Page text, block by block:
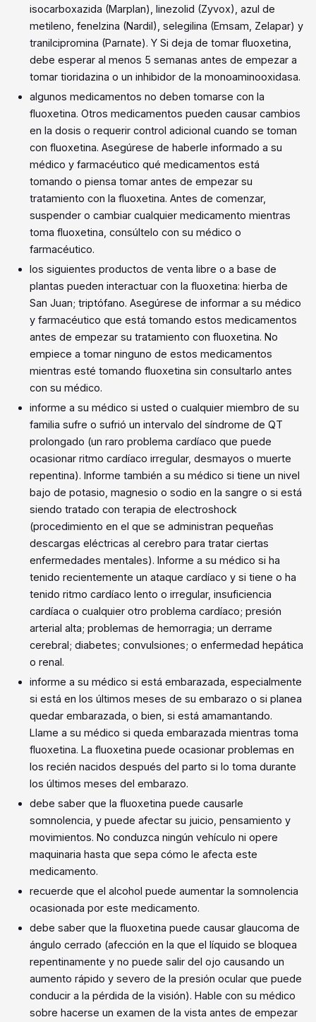
isocarboxazida (Marplan), linezolid (Zyvox), azul de
metileno, fenelzina (Nardil), selegilina (Emsam, Zelapar) y
tranilcipromina (Parnate). Y Si deja de tomar fluoxetina,
debe esperar al menos 5 semanas antes de empezar a
tomar tioridazina o un inhibidor de la monoaminooxidasa.
algunos medicamentos no deben tomarse con la
fluoxetina. Otros medicamentos pueden causar cambios
en la dosis o requerir control adicional cuando se toman
con fluoxetina. Asegúrese de haberle informado a su
médico y farmacéutico qué medicamentos está
tomando o piensa tomar antes de empezar su
tratamiento con la fluoxetina. Antes de comenzar,
suspender o cambiar cualquier medicamento mientras
toma fluoxetina, consúltelo con su médico o
farmacéutico.
los siguientes productos de venta libre o a base de
plantas pueden interactuar con la fluoxetina: hierba de
San Juan; triptófano. Asegúrese de informar a su médico
y farmacéutico que está tomando estos medicamentos
antes de empezar su tratamiento con fluoxetina. No
empiece a tomar ninguno de estos medicamentos
mientras esté tomando fluoxetina sin consultarlo antes
con su médico.
informe a su médico si usted o cualquier miembro de su
familia sufre o sufrió un intervalo del síndrome de QT
prolongado (un raro problema cardíaco que puede
ocasionar ritmo cardíaco irregular, desmayos o muerte
repentina). Informe también a su médico si tiene un nivel
bajo de potasio, magnesio o sodio en la sangre o si está
siendo tratado con terapia de electroshock
(procedimiento en el que se administran pequeñas
descargas eléctricas al cerebro para tratar ciertas
enfermedades mentales). Informe a su médico si ha
tenido recientemente un ataque cardíaco y si tiene o ha
tenido ritmo cardíaco lento o irregular, insuficiencia
cardíaca o cualquier otro problema cardíaco; presión
arterial alta; problemas de hemorragia; un derrame
cerebral; diabetes; convulsiones; o enfermedad hepática
o renal.
informe a su médico si está embarazada, especialmente
si está en los últimos meses de su embarazo o si planea
quedar embarazada, o bien, si está amamantando.
Llame a su médico si queda embarazada mientras toma
fluoxetina. La fluoxetina puede ocasionar problemas en
los recién nacidos después del parto si lo toma durante
los últimos meses del embarazo.
debe saber que la fluoxetina puede causarle
somnolencia, y puede afectar su juicio, pensamiento y
movimientos. No conduzca ningún vehículo ni opere
maquinaria hasta que sepa cómo le afecta este
medicamento.
recuerde que el alcohol puede aumentar la somnolencia
ocasionada por este medicamento.
debe saber que la fluoxetina puede causar glaucoma de
ángulo cerrado (afección en la que el líquido se bloquea
repentinamente y no puede salir del ojo causando un
aumento rápido y severo de la presión ocular que puede
conducir a la pérdida de la visión). Hable con su médico
sobre hacerse un examen de la vista antes de empezar